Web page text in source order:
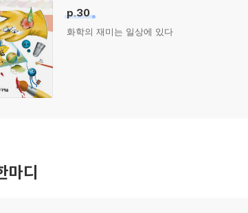
p.30
화학의 재미는 일상에 있다
마디